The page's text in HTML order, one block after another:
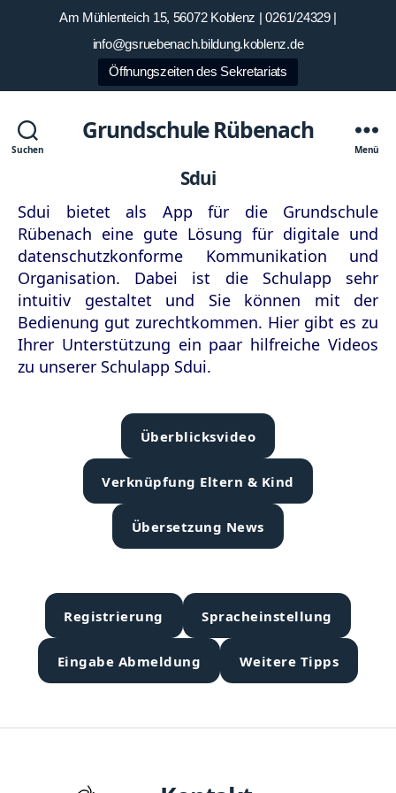
Am Mühlenteich 15, 56072 Koblenz | 0261/24329 |
info@gsruebenach.bildung.koblenz.de
Öffnungszeiten des Sekretariats
Suchen
Grundschule Rübenach
Menü
Sdui
Sdui bietet als App für die Grundschule
Rübenach eine gute Lösung für digitale und
datenschutzkonforme Kommunikation und
Organisation. Dabei ist die Schulapp sehr
intuitiv gestaltet und Sie können mit der
Bedienung gut zurechtkommen. Hier gibt es zu
Ihrer Unterstützung ein paar hilfreiche Videos
zu unserer Schulapp Sdui.
Überblicksvideo
Verknüpfung Eltern & Kind
Übersetzung News
Registrierung Spracheinstellung
Eingabe Abmeldung Weitere Tipps